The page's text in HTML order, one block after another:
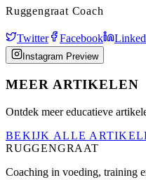
Ruggengraat Coach
Twitter Facebook
Instagram Preview
MEER ARTIKELEN
Ontdek meer educatieve
BEKIJK ALLE
RUGGENGRAAT
Coaching in voeding, training